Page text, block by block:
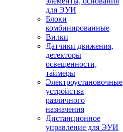
для ЭУИ
Блоки
комбинированные
Вилки
Датчики движения,
детекторы
освещенности,
таймеры
Электроустановочные
устройства
различного
назначения
Дистанционное
управление для ЭУИ